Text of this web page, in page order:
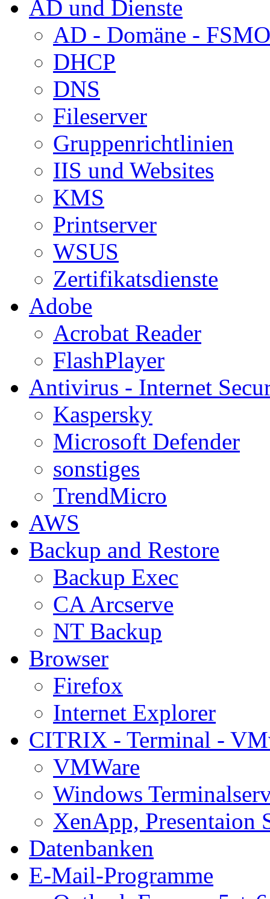
AD und Dienste
AD - Domäne - FSMO
DHCP
DNS
Fileserver
Gruppenrichtlinien
IIS und Websites
KMS
Printserver
WSUS
Zertifikatsdienste
Adobe
Acrobat Reader
FlashPlayer
Antivirus - Internet
Kaspersky
Microsoft Defender
sonstiges
TrendMicro
AWS
Backup and Restore
Backup Exec
CA Arcserve
NT Backup
Browser
Firefox
Internet Explorer
CITRIX - Terminal -
VMWare
Windows
XenApp, Presentaion
Datenbanken
E-Mail-Programme